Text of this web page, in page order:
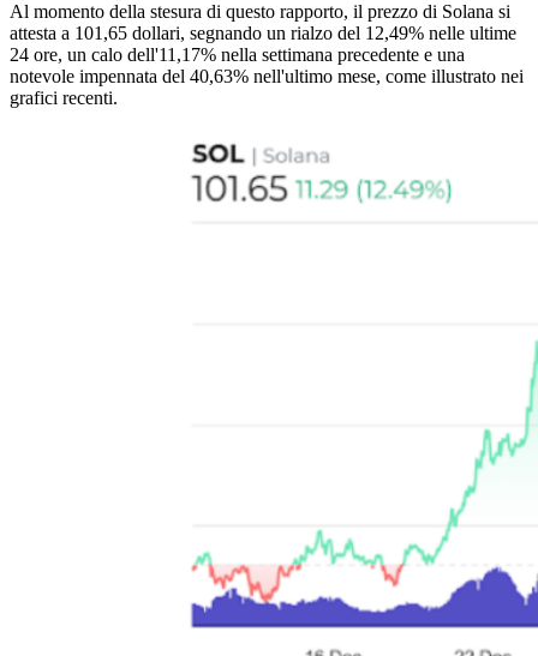
Al momento della stesura di questo rapporto, il prezzo di Solana si
attesta a 101,65 dollari, segnando un rialzo del 12,49% nelle ultime
24 ore, un calo dell'11,17% nella settimana precedente e una
notevole impennata del 40,63% nell'ultimo mese, come illustrato nei
grafici recenti.